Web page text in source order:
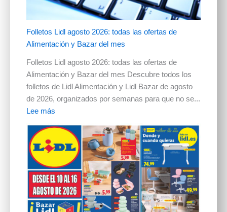
Folletos Lidl agosto 2026: todas las ofertas de
Alimentación y Bazar del mes
Folletos Lidl agosto 2026: todas las ofertas de
Alimentación y Bazar del mes Descubre todos los
folletos de Lidl Alimentación y Lidl Bazar de agosto
de 2026, organizados por semanas para que no se...
Lee más